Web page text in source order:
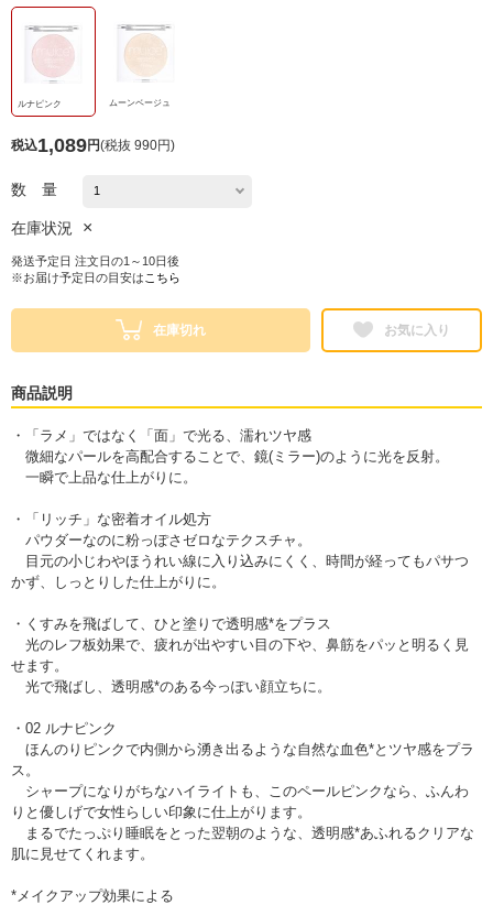
ルナピンク ムーンベージュ
税込1,089円(税抜 990円)
数 量
在庫状況 ×
発送予定日 注文日の1～10日後
※お届け予定日の目安は こちら
在庫切れ お気に入り
商品説明
・「ラメ」ではなく「面」で光る、濡れツヤ感
微細なパールを高配合することで、鏡(ミラー)のように光を反射。
一瞬で上品な仕上がりに。
・「リッチ」な密着オイル処方
パウダーなのに粉っぽさゼロなテクスチャ。
目元の小じわやほうれい線に入り込みにくく、時間が経ってもパサつ
かず、しっとりした仕上がりに。
・くすみを飛ばして、ひと塗りで透明感*をプラス
光のレフ板効果で、疲れが出やすい目の下や、鼻筋をパッと明るく見
せます。
光で飛ばし、透明感*のある今っぽい顔立ちに。
・02 ルナピンク
ほんのりピンクで内側から湧き出るような自然な血色*とツヤ感をプラ
ス。
シャープになりがちなハイライトも、このペールピンクなら、ふんわ
りと優しげで女性らしい印象に仕上がります。
まるでたっぷり睡眠をとった翌朝のような、透明感*あふれるクリアな
肌に見せてくれます。
*メイクアップ効果による